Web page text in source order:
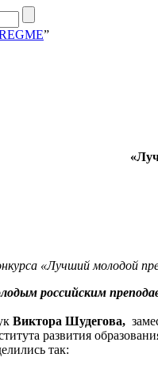
”
«Лучший молодой
российским
Виктора Шудегова,
развития
так: